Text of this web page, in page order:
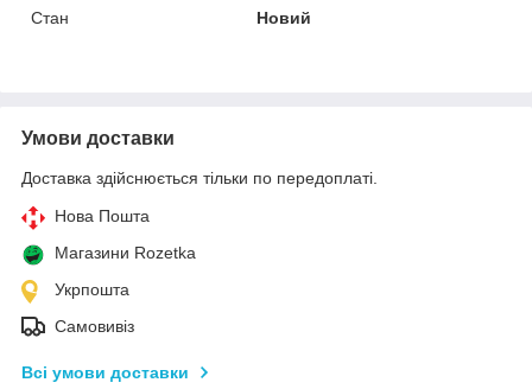
Стан Новий
Умови доставки
Доставка здійснюється тільки по передоплаті.
Нова Пошта
Магазини Rozetka
Укрпошта
Самовивіз
Всі умови доставки